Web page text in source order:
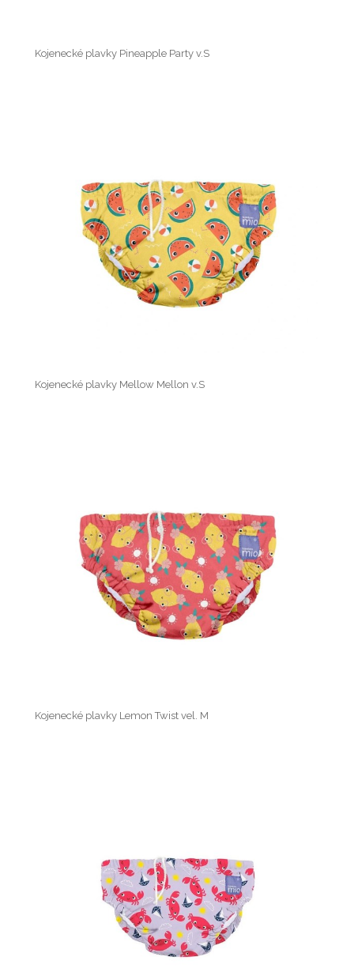
Kojenecké plavky Pineapple Party v.S
Kojenecké plavky Mellow Mellon v.S
Kojenecké plavky Lemon Twist vel. M